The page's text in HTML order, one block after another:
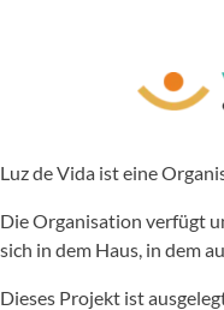
Luz de Vida ist eine
Die Organisation verfügt
sich in dem Haus, in dem
Dieses Projekt ist